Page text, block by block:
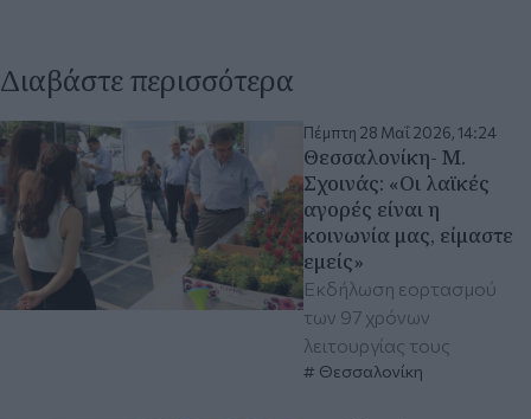
Διαβάστε περισσότερα
Πέμπτη 28 Μαΐ 2026, 14:24
Θεσσαλονίκη- Μ.
Σχοινάς: «Οι λαϊκές
αγορές είναι η
κοινωνία μας, είμαστε
εμείς»
Εκδήλωση εορτασμού
των 97 χρόνων
λειτουργίας τους
Θεσσαλονίκη